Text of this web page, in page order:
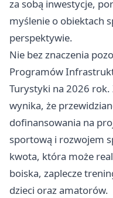
za sobą inwestycje,
myślenie o obiektach
perspektywie.
Nie bez znaczenia
Programów
Turystyki na 2026 rok.
wynika, że
dofinansowania na
sportową i rozwojem
kwota, która może
boiska, zaplecze
dzieci oraz amatorów.